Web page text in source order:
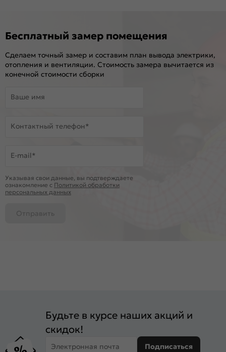
Бесплатный замер помещения
Сделаем точный замер и составим план вывода электрики,
отопления и вентиляции. Стоимость замера вычитается из
конечной стоимости сборки
Ваше имя
Контактный телефон*
E-mail*
Указывая свои данные, вы подтверждаете
ознакомление c Политикой обработки
персональных данных
Отправить
Будьте в курсе наших акций и
скидок!
Электронная почта Подписаться